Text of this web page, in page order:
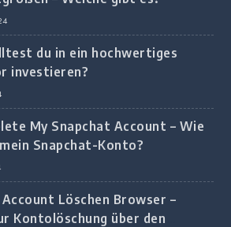
du in ein hochwertiges
investieren?
My Snapchat Account – Wie
Snapchat-Konto?
Löschen Browser –
Kontolöschung über den